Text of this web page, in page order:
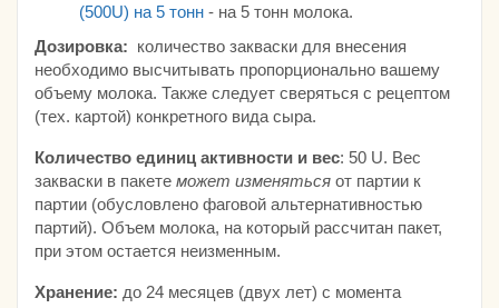
(500U) на 5 тонн - на 5 тонн молока.
Дозировка: количество закваски для внесения
необходимо высчитывать пропорционально вашему
объему молока. Также следует сверяться с рецептом
(тех. картой) конкретного вида сыра.
Количество единиц активности и вес: 50 U. Вес
закваски в пакете может изменяться от партии к
партии (обусловлено фаговой альтернативностью
партий). Объем молока, на который рассчитан пакет,
при этом остается неизменным.
Хранение: до 24 месяцев (двух лет) с момента